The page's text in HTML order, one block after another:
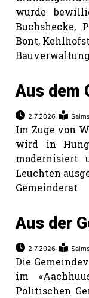
wurde
Buchshecke,
Bont,
Aus dem
2.7.2026
Im Zuge von
wird in
modernisiert
Leuchten
Gemeinderat
Aus der
2.7.2026
Die
im
Politischen